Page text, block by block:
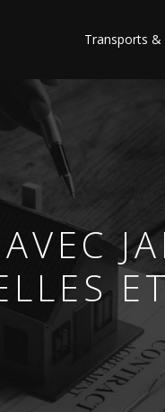
Transports &